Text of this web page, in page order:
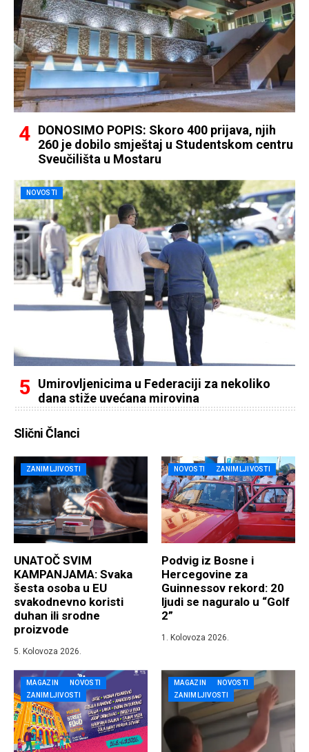
DONOSIMO POPIS: Skoro 400 prijava, njih
260 je dobilo smještaj u Studentskom centru
Sveučilišta u Mostaru
NOVOSTI
Umirovljenicima u Federaciji za nekoliko
dana stiže uvećana mirovina
Slični Članci
ZANIMLJIVOSTI
UNATOČ SVIM
KAMPANJAMA: Svaka
šesta osoba u EU
svakodnevno koristi
duhan ili srodne
proizvode
5. Kolovoza 2026.
NOVOSTI ZANIMLJIVOSTI
Podvig iz Bosne i
Hercegovine za
Guinnessov rekord: 20
ljudi se naguralo u “Golf
2”
1. Kolovoza 2026.
MAGAZIN
NOVOSTI
ZANIMLJIVOSTI
MAGAZIN
NOVOSTI
ZANIMLJIVOSTI